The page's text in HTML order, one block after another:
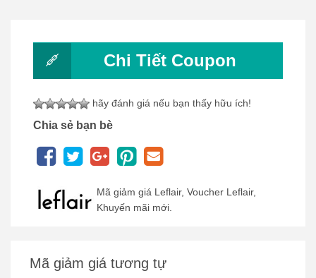
Chi Tiết Coupon
hãy đánh giá nếu bạn thấy hữu ích!
Chia sẻ bạn bè
Mã giảm giá Leflair, Voucher Leflair,
Khuyến mãi mới.
Mã giảm giá tương tự